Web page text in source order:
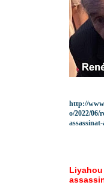
http://
o/2022/06/
Liyahou